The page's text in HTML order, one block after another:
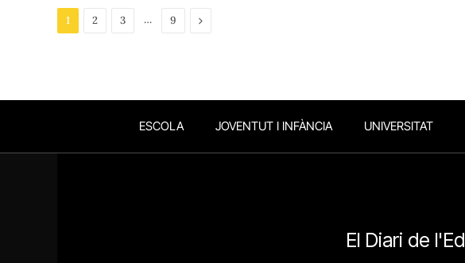
1 2 3 … 9 Next
ESCOLA JOVENTUT I INFÀNCIA UNIVERSITAT